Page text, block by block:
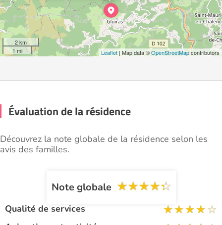
2 km
1 mi
Leaflet | Map data ©OpenStreetMapcontributors
Évaluation de la résidence
Découvrez la note globale de la résidence selon les
avis des familles.
Note globale
Qualité de services